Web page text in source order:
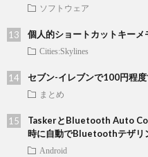
ソフトウェア
個人的ショートカットキー
Cities:Skylines
セブン-イレブンで100円程
まとめ
TaskerとBluetooth Auto
時に自動でBluetoothテザリ
Android